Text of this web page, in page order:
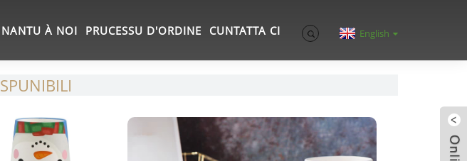
NANTU À NOI PRUCESSU D'ORDINE CUNTATTA CI English